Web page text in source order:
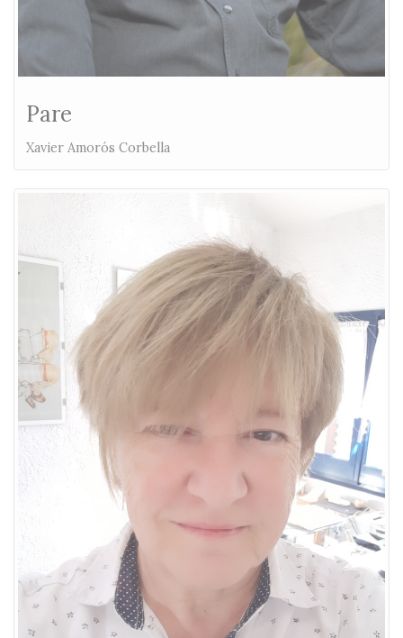
Pare
Xavier Amorós Corbella